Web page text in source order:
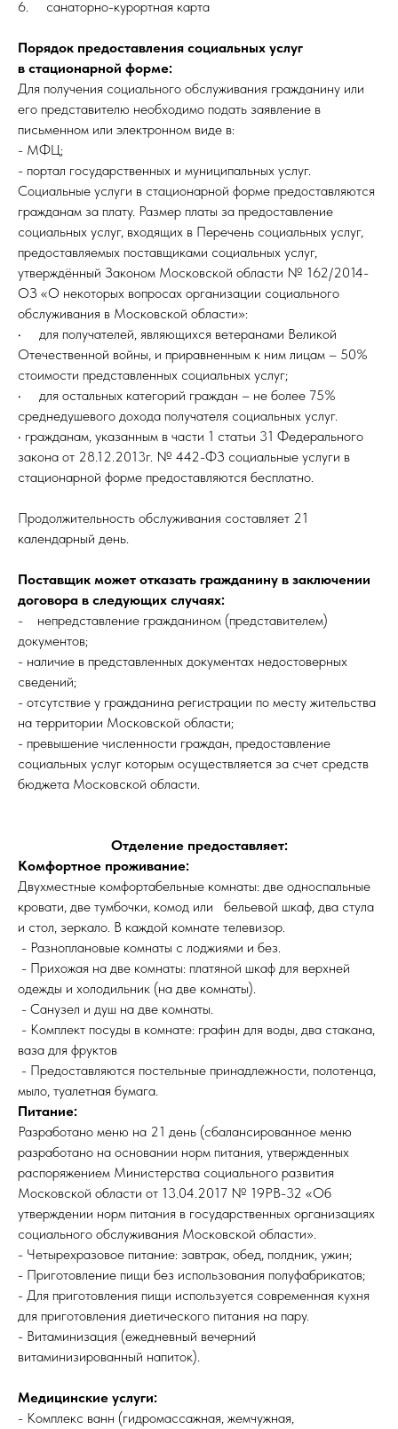
6. санаторно-курортная карта
Порядок предоставления социальных услуг
в стационарной форме:
Для получения социального обслуживания гражданину или
его представителю необходимо подать заявление в
письменном или электронном виде в:
- МФЦ;
- портал государственных и муниципальных услуг.
Социальные услуги в стационарной форме предоставляются
гражданам за плату. Размер платы за предоставление
социальных услуг, входящих в Перечень социальных услуг,
предоставляемых поставщиками социальных услуг,
утверждённый Законом Московской области № 162/2014-
ОЗ «О некоторых вопросах организации социального
обслуживания в Московской области»:
• для получателей, являющихся ветеранами Великой
Отечественной войны, и приравненным к ним лицам – 50%
стоимости представленных социальных услуг;
• для остальных категорий граждан – не более 75%
среднедушевого дохода получателя социальных услуг.
• гражданам, указанным в части 1 статьи 31 Федерального
закона от 28.12.2013г. № 442-ФЗ социальные услуги в
стационарной форме предоставляются бесплатно.
Продолжительность обслуживания составляет 21
календарный день.
Поставщик может отказать гражданину в заключении
договора в следующих случаях:
- непредставление гражданином (представителем)
документов;
- наличие в представленных документах недостоверных
сведений;
- отсутствие у гражданина регистрации по месту жительства
на территории Московской области;
- превышение численности граждан, предоставление
социальных услуг которым осуществляется за счет средств
бюджета Московской области.
Отделение предоставляет:
Комфортное проживание:
Двухместные комфортабельные комнаты: две односпальные
кровати, две тумбочки, комод или бельевой шкаф, два стула
и стол, зеркало. В каждой комнате телевизор.
​ - Разноплановые комнаты с лоджиями и без.
​ - Прихожая на две комнаты: платяной шкаф для верхней
одежды и холодильник (на две комнаты).
- Санузел и душ на две комнаты.
​ - Комплект посуды в комнате: графин для воды, два стакана,
ваза для фруктов
- Предоставляются постельные принадлежности, полотенца,
мыло, туалетная бумага.
Питание:
Разработано меню на 21 день (сбалансированное меню
разработано на основании норм питания, утвержденных
распоряжением Министерства социального развития
Московской области от 13.04.2017 № 19РВ-32 «Об
утверждении норм питания в государственных организациях
социального обслуживания Московской области».
- Четырехразовое питание: завтрак, обед, полдник, ужин;
- Приготовление пищи без использования полуфабрикатов;
- Для приготовления пищи используется современная кухня
для приготовления диетического питания на пару.
- Витаминизация (ежедневный вечерний
витаминизированный напиток).
Медицинские услуги:
- Комплекс ванн (гидромассажная, жемчужная,